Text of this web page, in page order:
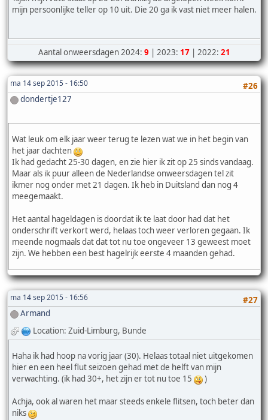
mijn persoonlijke teller op 10 uit. Die 20 ga ik vast niet meer halen.
Aantal onweersdagen 2024: 9| 2023: 17| 2022: 21
ma 14 sep 2015 - 16:50
#26
dondertje127
Wat leuk om elk jaar weer terug te lezen wat we in het begin van
het jaar dachten
Ik had gedacht 25-30 dagen, en zie hier ik zit op 25 sinds vandaag.
Maar als ik puur alleen de Nederlandse onweersdagen tel zit
ikmer nog onder met 21 dagen. Ik heb in Duitsland dan nog 4
meegemaakt.
Het aantal hageldagen is doordat ik te laat door had dat het
onderschrift verkort werd, helaas toch weer verloren gegaan. Ik
meende nogmaals dat dat tot nu toe ongeveer 13 geweest moet
zijn. We hebben een best hagelrijk eerste 4 maanden gehad.
ma 14 sep 2015 - 16:56
#27
Armand
Location: Zuid-Limburg, Bunde
Haha ik had hoop na vorig jaar (30). Helaas totaal niet uitgekomen
hier en een heel flut seizoen gehad met de helft van mijn
verwachting. (ik had 30+, het zijn er tot nu toe 15
)
Achja, ook al waren het maar steeds enkele flitsen, toch beter dan
niks